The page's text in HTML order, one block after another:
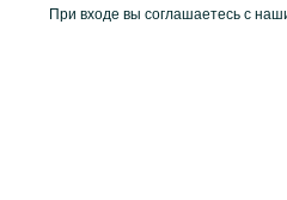
При входе вы соглашаетесь с